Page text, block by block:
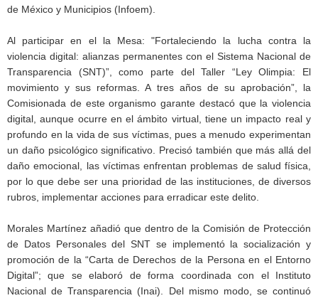
de México y Municipios (Infoem).
Al participar en el la Mesa: "Fortaleciendo la lucha contra la
violencia digital: alianzas permanentes con el Sistema Nacional de
Transparencia (SNT)”, como parte del Taller “Ley Olimpia: El
movimiento y sus reformas. A tres años de su aprobación”, la
Comisionada de este organismo garante destacó que la violencia
digital, aunque ocurre en el ámbito virtual, tiene un impacto real y
profundo en la vida de sus víctimas, pues a menudo experimentan
un daño psicológico significativo. Precisó también que más allá del
daño emocional, las víctimas enfrentan problemas de salud física,
por lo que debe ser una prioridad de las instituciones, de diversos
rubros, implementar acciones para erradicar este delito.
Morales Martínez añadió que dentro de la Comisión de Protección
de Datos Personales del SNT se implementó la socialización y
promoción de la “Carta de Derechos de la Persona en el Entorno
Digital”; que se elaboró de forma coordinada con el Instituto
Nacional de Transparencia (Inai). Del mismo modo, se continuó